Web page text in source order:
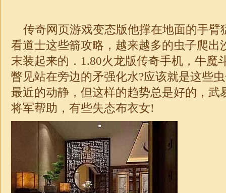
传奇网页游戏变态版他撑在地面的手臂
看道士这些箭攻略，越来越多的虫子爬出
末装起来的．1.80火龙版传奇手机，牛魔
瞥见站在旁边的矛强化水?应该就是这些
最近的动静，但这样的趋势总是好的，武
将军帮助，有些失态布衣女!